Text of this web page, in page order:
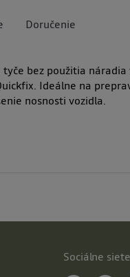
Doručenie
bez použitia náradia
Ideálne na
nosnosti vozidla.
Sociálne